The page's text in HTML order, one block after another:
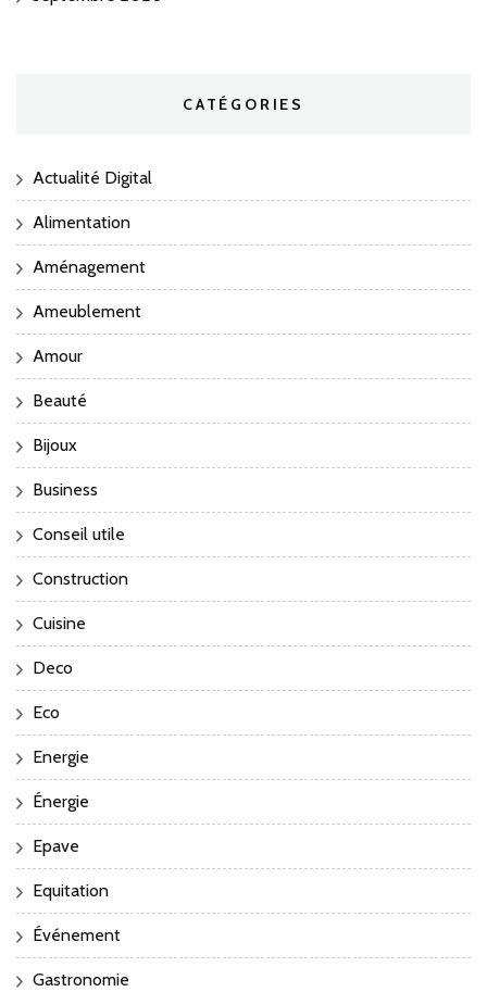
CATÉGORIES
Actualité Digital
Alimentation
Aménagement
Ameublement
Amour
Beauté
Bijoux
Business
Conseil utile
Construction
Cuisine
Deco
Eco
Energie
Énergie
Epave
Equitation
Événement
Gastronomie